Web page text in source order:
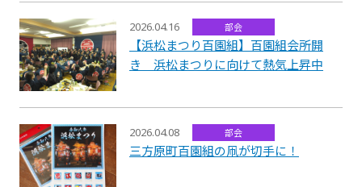
2026.04.16 部会
【浜松まつり百園組】百園組会所開
き 浜松まつりに向けて熱気上昇中
2026.04.08 部会
三方原町百園組の凧が切手に！